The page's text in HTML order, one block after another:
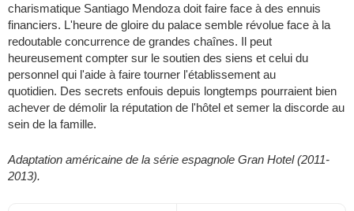
charismatique Santiago Mendoza doit faire face à des ennuis
financiers. L'heure de gloire du palace semble révolue face à la
redoutable concurrence de grandes chaînes. Il peut
heureusement compter sur le soutien des siens et celui du
personnel qui l'aide à faire tourner l'établissement au
quotidien. Des secrets enfouis depuis longtemps pourraient bien
achever de démolir la réputation de l'hôtel et semer la discorde au
sein de la famille.
Adaptation américaine de la série espagnole Gran Hotel (2011-
2013).